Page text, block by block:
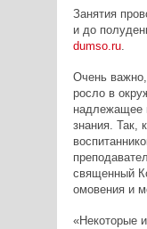
Занятия
и до
dumso.ru.
Очень
росло в
надлежащее
знания. Так,
священный
омовения и
«Некоторые